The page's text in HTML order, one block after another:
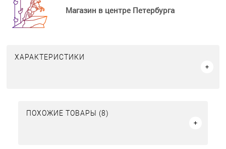
Магазин в центре Петербурга
ХАРАКТЕРИСТИКИ
ПОХОЖИЕ ТОВАРЫ (8)